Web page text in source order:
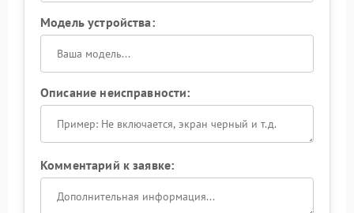
Модель устройства:
Описание неисправности:
Комментарий к заявке: